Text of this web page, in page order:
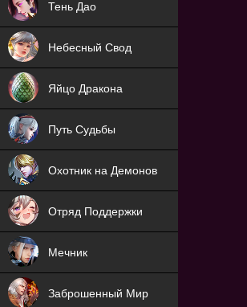
Тень Дао
Небесный Свод
NEW
Яйцо Дракона
NEW
Путь Судьбы
NEW
Охотник на Демонов
ХИТ
Отряд Поддержки
ХИТ
Мечник
Заброшенный Мир
NEW